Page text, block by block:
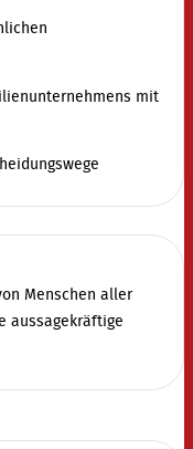
mit
Menschen aller
aussagekräftige